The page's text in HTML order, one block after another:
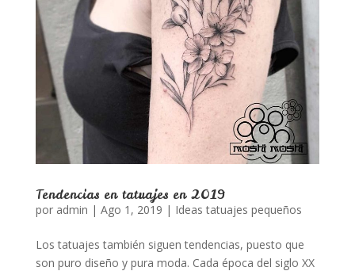
Tendencias en tatuajes en 2019
por admin | Ago 1, 2019 | Ideas tatuajes pequeños
Los tatuajes también siguen tendencias, puesto que
son puro diseño y pura moda. Cada época del siglo XX